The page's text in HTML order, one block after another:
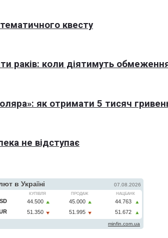
квесту
раків: коли діятимуть
як отримати 5 тисяч
не відступає